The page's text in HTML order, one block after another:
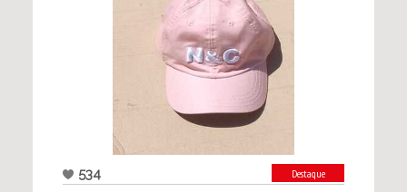
534 Destaque